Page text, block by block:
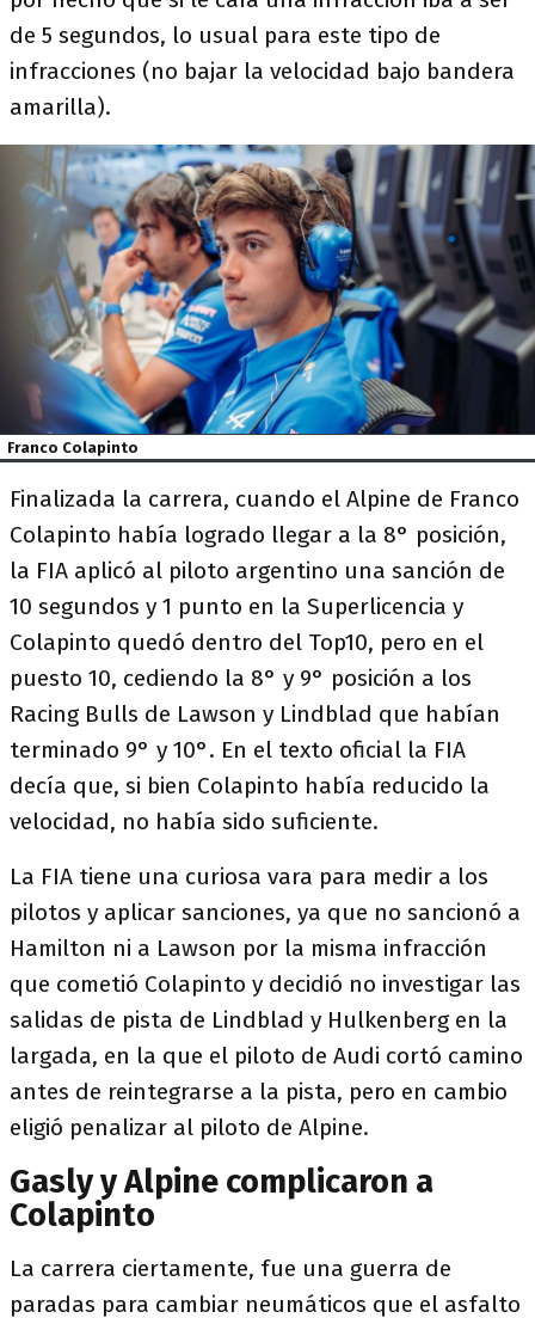
de 5 segundos, lo usual para este tipo de
infracciones (no bajar la velocidad bajo bandera
amarilla).
Franco Colapinto
Finalizada la carrera, cuando el Alpine de Franco
Colapinto había logrado llegar a la 8° posición,
la FIA aplicó al piloto argentino una sanción de
10 segundos y 1 punto en la Superlicencia y
Colapinto quedó dentro del Top10, pero en el
puesto 10, cediendo la 8° y 9° posición a los
Racing Bulls de Lawson y Lindblad que habían
terminado 9° y 10°. En el texto oficial la FIA
decía que, si bien Colapinto había reducido la
velocidad, no había sido suficiente.
La FIA tiene una curiosa vara para medir a los
pilotos y aplicar sanciones, ya que no sancionó a
Hamilton ni a Lawson por la misma infracción
que cometió Colapinto y decidió no investigar las
salidas de pista de Lindblad y Hulkenberg en la
largada, en la que el piloto de Audi cortó camino
antes de reintegrarse a la pista, pero en cambio
eligió penalizar al piloto de Alpine.
Gasly y Alpine complicaron a
Colapinto
La carrera ciertamente, fue una guerra de
paradas para cambiar neumáticos que el asfalto